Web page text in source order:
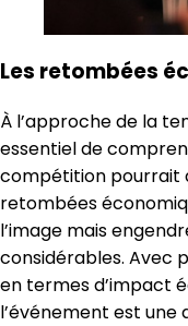
Les retombées
À l’approche de la
essentiel de
compétition pourrait
retombées
l’image mais
considérables. Avec
en termes d’impact
l’événement est une